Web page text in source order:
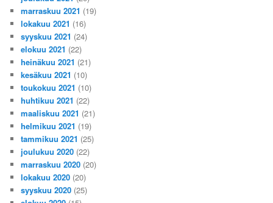
marraskuu 2021 (19)
lokakuu 2021 (16)
syyskuu 2021 (24)
elokuu 2021 (22)
heinäkuu 2021 (21)
kesäkuu 2021 (10)
toukokuu 2021 (10)
huhtikuu 2021 (22)
maaliskuu 2021 (21)
helmikuu 2021 (19)
tammikuu 2021 (25)
joulukuu 2020 (22)
marraskuu 2020 (20)
lokakuu 2020 (20)
syyskuu 2020 (25)